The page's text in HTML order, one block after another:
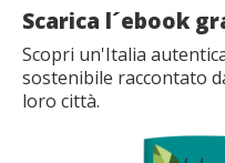
Scarica l´ebook
Scopri un'Italia
sostenibile raccontato
loro città.